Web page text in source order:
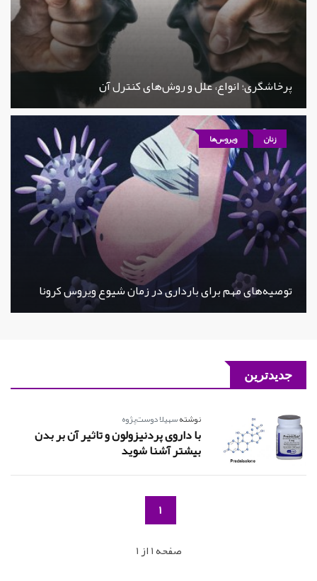
پرخاشگری؛ انواع، علل و روش‌های کنترل آن
زنان ویروس‌ها
توصیه‌های مهم برای بارداری در زمان شیوع ویروس کرونا
جدیدترین
نوشتهسهیلا دوست‌پژوه
با داروی پردنیزولون و تاثیر آن بر بدن
بیشتر آشنا شوید
1
صفحه 1 از 1